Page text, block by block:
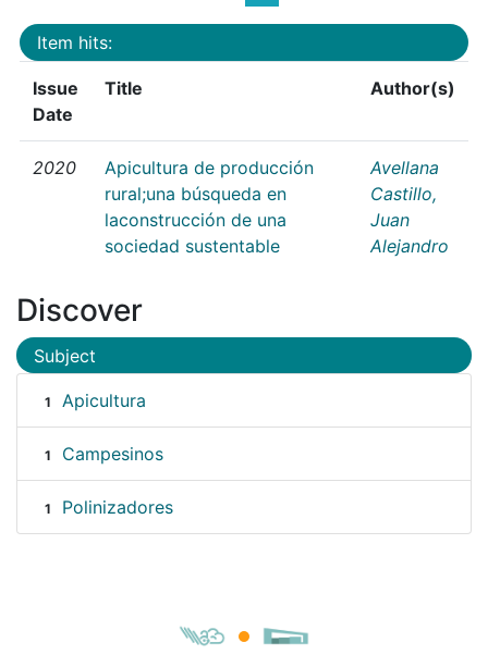
Item hits:
Issue
Date
Title Author(s)
2020
Apicultura de producción
rural;una búsqueda en
laconstrucción de una
sociedad sustentable
Avellana
Castillo,
Juan
Alejandro
Discover
Subject
1 Apicultura
1 Campesinos
1 Polinizadores